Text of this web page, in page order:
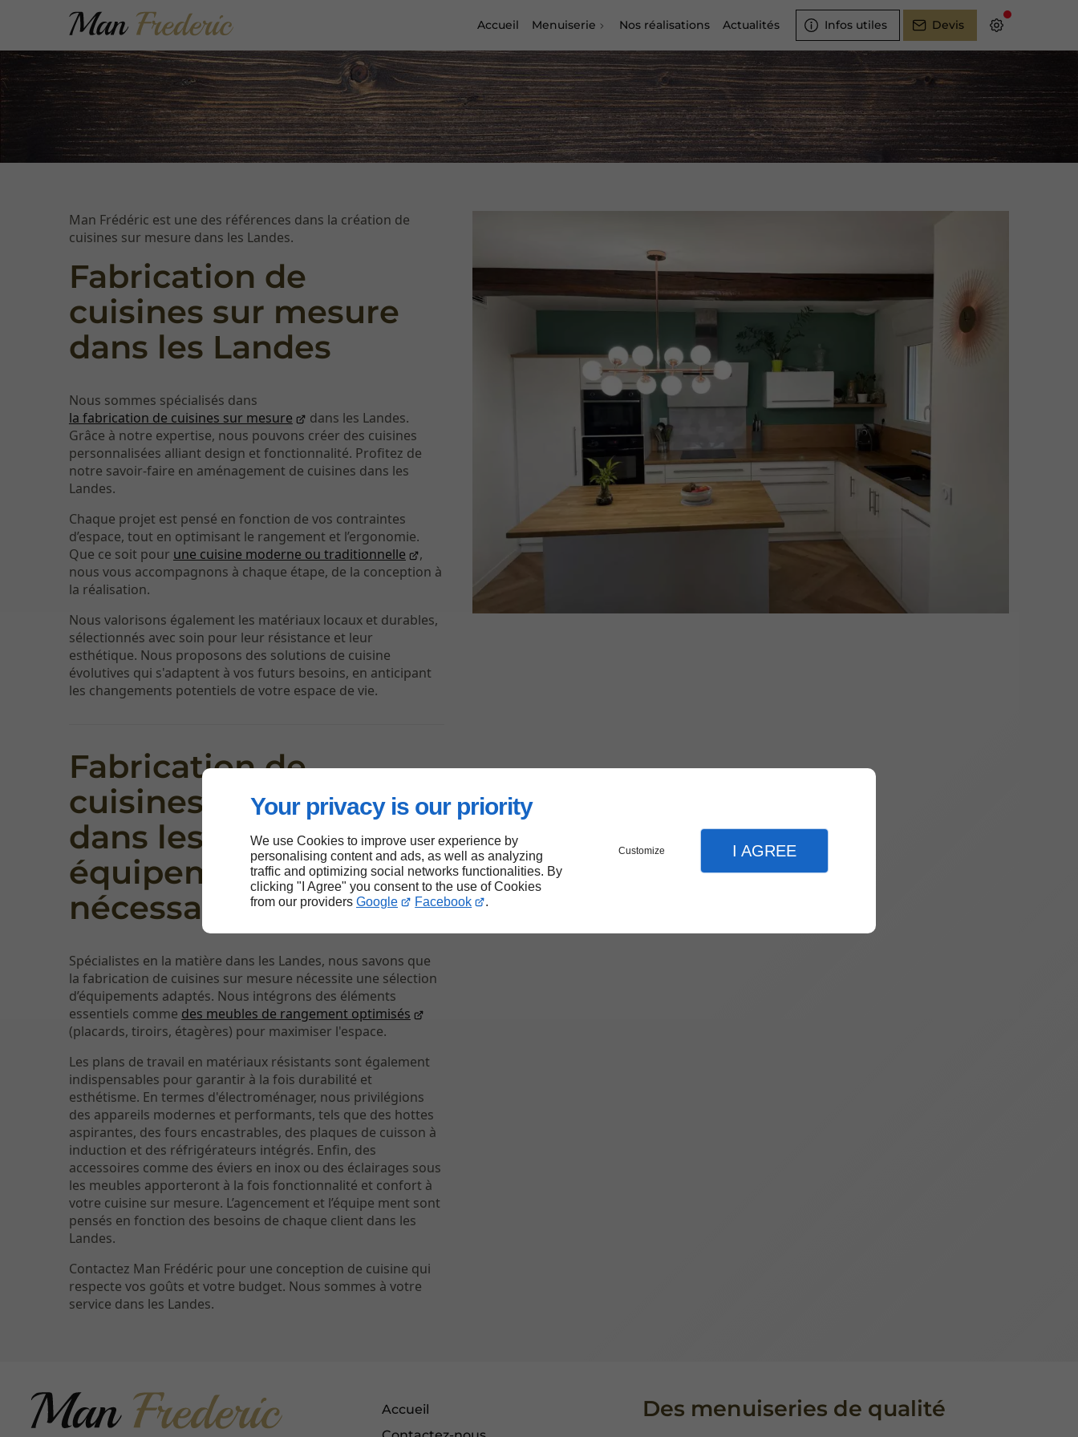
Your privacy is our priority
We use Cookies to improve user experience by
personalising content and ads, as well as analyzing
traffic and optimizing social networks functionalities. By
clicking "I Agree" you consent to the use of Cookies
from our providers Google Facebook .
Customize I AGREE
Accueil Menuiserie Nos réalisations Actualités Infos utiles Devis
Man Frédéric est une des références dans la création de
cuisines sur mesure dans les Landes.
Fabrication de
cuisines sur mesure
dans les Landes
Nous sommes spécialisés dans
la fabrication de cuisines sur mesure
dans les Landes.
Grâce à notre expertise, nous pouvons créer des cuisines
personnalisées alliant design et fonctionnalité. Profitez de
notre savoir-faire en aménagement de cuisines dans les
Landes.
Chaque projet est pensé en fonction de vos contraintes
d’espace, tout en optimisant le rangement et l’ergonomie.
Que ce soit pour une cuisine moderne ou traditionnelle
,
nous vous accompagnons à chaque étape, de la conception à
la réalisation.
Nous valorisons également les matériaux locaux et durables,
sélectionnés avec soin pour leur résistance et leur
esthétique. Nous proposons des solutions de cuisine
évolutives qui s'adaptent à vos futurs besoins, en anticipant
les changements potentiels de votre espace de vie.
Fabrication de
cuisines sur mesure
dans les Landes : les
équipements
nécessaires
Spécialistes en la matière dans les Landes, nous savons que
la fabrication de cuisines sur mesure nécessite une sélection
d’équipements adaptés. Nous intégrons des éléments
essentiels comme des meubles de rangement optimisés
(placards, tiroirs, étagères) pour maximiser l'espace.
Les plans de travail en matériaux résistants sont également
indispensables pour garantir à la fois durabilité et
esthétisme. En termes d'électroménager, nous privilégions
des appareils modernes et performants, tels que des hottes
aspirantes, des fours encastrables, des plaques de cuisson à
induction et des réfrigérateurs intégrés. Enfin, des
accessoires comme des éviers en inox ou des éclairages sous
les meubles apporteront à la fois fonctionnalité et confort à
votre cuisine sur mesure. L’agencement et l’équipe ment sont
pensés en fonction des besoins de chaque client dans les
Landes.
Contactez Man Frédéric pour une conception de cuisine qui
respecte vos goûts et votre budget. Nous sommes à votre
service dans les Landes.
Accueil
Des menuiseries de qualité